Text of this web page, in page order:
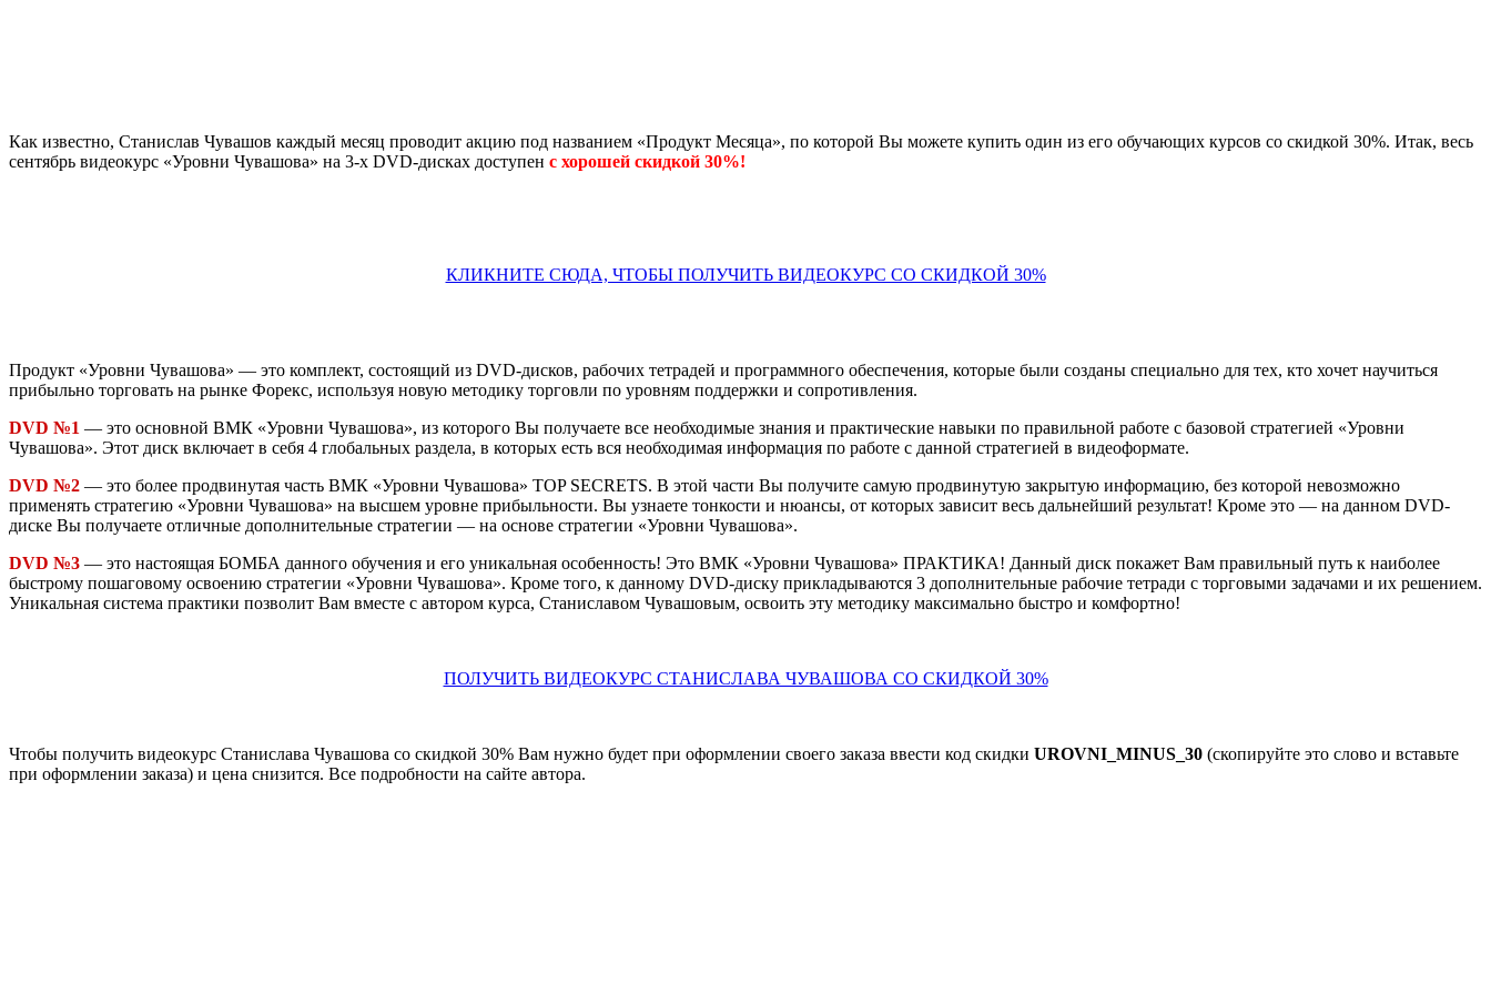
Как известно, Станислав Чувашов каждый месяц проводит акцию под названием «Продукт Месяца», по которой Вы можете купить один из его обучающих курсов со скидкой 30%. Итак, весь
сентябрь видеокурс «Уровни Чувашова» на 3-х DVD-дисках доступен с хорошей скидкой 30%!
КЛИКНИТЕ СЮДА, ЧТОБЫ ПОЛУЧИТЬ ВИДЕОКУРС СО СКИДКОЙ 30%
Продукт «Уровни Чувашова» — это комплект, состоящий из DVD-дисков, рабочих тетрадей и программного обеспечения, которые были созданы специально для тех, кто хочет научиться
прибыльно торговать на рынке Форекс, используя новую методику торговли по уровням поддержки и сопротивления.
DVD №1 — это основной ВМК «Уровни Чувашова», из которого Вы получаете все необходимые знания и практические навыки по правильной работе с базовой стратегией «Уровни
Чувашова». Этот диск включает в себя 4 глобальных раздела, в которых есть вся необходимая информация по работе с данной стратегией в видеоформате.
DVD №2 — это более продвинутая часть ВМК «Уровни Чувашова» TOP SECRETS. В этой части Вы получите самую продвинутую закрытую информацию, без которой невозможно
применять стратегию «Уровни Чувашова» на высшем уровне прибыльности. Вы узнаете тонкости и нюансы, от которых зависит весь дальнейший результат! Кроме это — на данном DVD-
диске Вы получаете отличные дополнительные стратегии — на основе стратегии «Уровни Чувашова».
DVD №3 — это настоящая БОМБА данного обучения и его уникальная особенность! Это ВМК «Уровни Чувашова» ПРАКТИКА! Данный диск покажет Вам правильный путь к наиболее
быстрому пошаговому освоению стратегии «Уровни Чувашова». Кроме того, к данному DVD-диску прикладываются 3 дополнительные рабочие тетради с торговыми задачами и их решением.
Уникальная система практики позволит Вам вместе с автором курса, Станиславом Чувашовым, освоить эту методику максимально быстро и комфортно!
ПОЛУЧИТЬ ВИДЕОКУРС СТАНИСЛАВА ЧУВАШОВА СО СКИДКОЙ 30%
Чтобы получить видеокурс Станислава Чувашова со скидкой 30% Вам нужно будет при оформлении своего заказа ввести код скидки UROVNI_MINUS_30 (скопируйте это слово и вставьте
при оформлении заказа) и цена снизится. Все подробности на сайте автора.